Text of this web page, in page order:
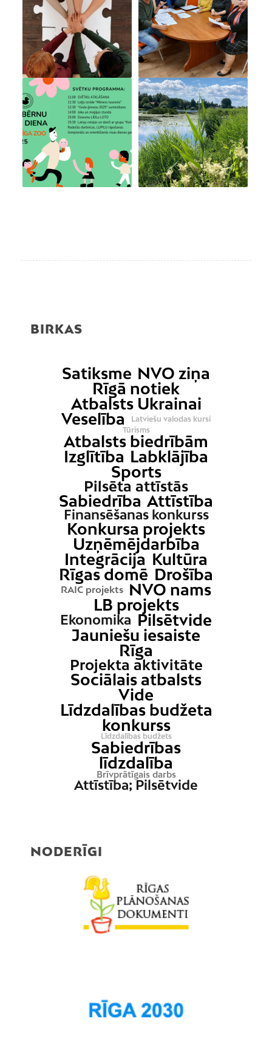
BIRKAS
Satiksme NVO ziņa
Rīgā notiek
Atbalsts Ukrainai
Veselība
Latviešu valodas kursi
Tūrisms
Atbalsts biedrībām
Izglītība Labklājība
Sports
Pilsēta attīstās
Sabiedrība Attīstība
Finansēšanas konkurss
Konkursa projekts
Uzņēmējdarbība
Integrācija Kultūra
Rīgas domē Drošība
RAIC projekts
NVO nams
LB projekts
Ekonomika Pilsētvide
Jauniešu iesaiste
Rīga
Projekta aktivitāte
Sociālais atbalsts
Vide
Līdzdalības budžeta
konkurss
Līdzdalības budžets
Sabiedrības
līdzdalība
Brīvprātīgais darbs
Attīstība; Pilsētvide
NODERĪGI